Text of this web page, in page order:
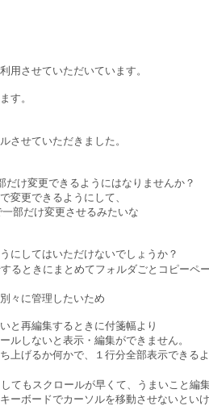
用させていただいています。
す。
させていただきました。
だけ変更できるようにはなりませんか？
更できるようにして、
部だけ変更させるみたいな
にしてはいただけないでしょうか？
ときにまとめてフォルダごとコピーペ
に管理したいため
と再編集するときに付箋幅より
しないと表示・編集ができません。
げるか何かで、１行分全部表示できる
もスクロールが早くて、うまいこと編
ードでカーソルを移動させないといけ